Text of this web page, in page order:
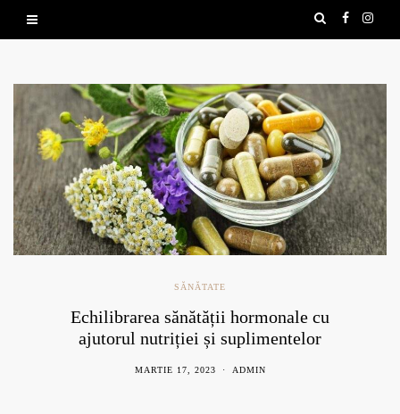
SĂNĂTATE
Echilibrarea sănătății hormonale cu
ajutorul nutriției și suplimentelor
MARTIE 17, 2023 ADMIN